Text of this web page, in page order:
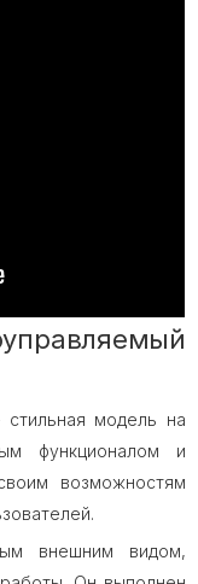
модель на
функционалом и
возможностям
внешним видом,